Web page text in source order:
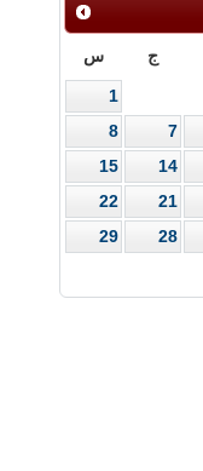
ج س
1
7
8
14
15
21
22
28
29